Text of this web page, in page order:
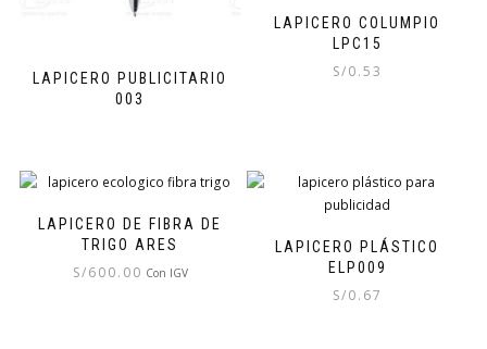
LAPICERO PUBLICITARIO
003
LAPICERO COLUMPIO
LPC15
S/0.53
LAPICERO DE FIBRA DE
TRIGO ARES
S/600.00 Con IGV
LAPICERO PLÁSTICO
ELP009
S/0.67